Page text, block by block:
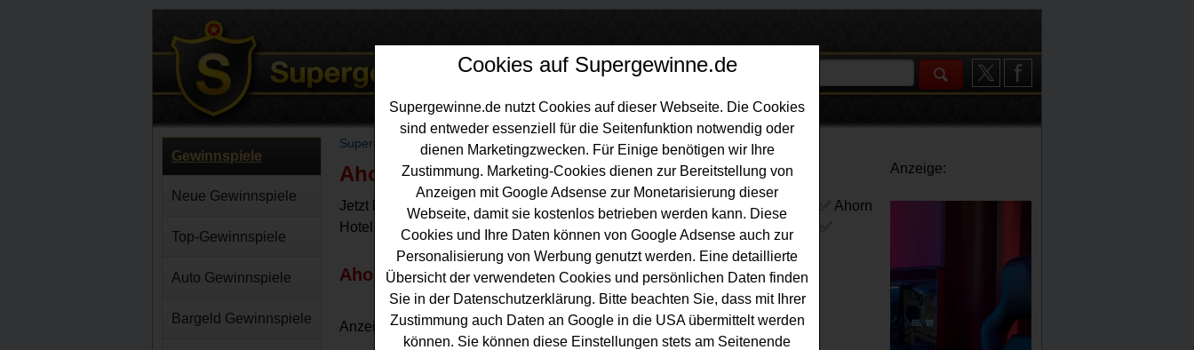
Supergewinne.de Gewinnspiele Ahorn-hotels
Ahorn Hotels Gewinnspiel
Jetzt beim Ahorn Hotels Gewinnspiel mitmachen und tolle Preise gewinnen. ✅ Ahorn
Hotels Gewinnspiele, die auf Supergewinne.de gelistet sind, finden Sie hier. ✅
Ahorn Hotels Gewinnspiele
Anzeige:
Gewinnspiele
Neue Gewinnspiele
Top-Gewinnspiele
Auto Gewinnspiele
Bargeld Gewinnspiele
Anzeige:
Cookies auf Supergewinne.de
Supergewinne.de nutzt Cookies auf dieser Webseite. Die Cookies
sind entweder essenziell für die Seitenfunktion notwendig oder
dienen Marketingzwecken. Für Einige benötigen wir Ihre
Zustimmung. Marketing-Cookies dienen zur Bereitstellung von
Anzeigen mit Google Adsense zur Monetarisierung dieser
Webseite, damit sie kostenlos betrieben werden kann. Diese
Cookies und Ihre Daten können von Google Adsense auch zur
Personalisierung von Werbung genutzt werden. Eine detaillierte
Übersicht der verwendeten Cookies und persönlichen Daten finden
Sie in der Datenschutzerklärung. Bitte beachten Sie, dass mit Ihrer
Zustimmung auch Daten an Google in die USA übermittelt werden
können. Sie können diese Einstellungen stets am Seitenende